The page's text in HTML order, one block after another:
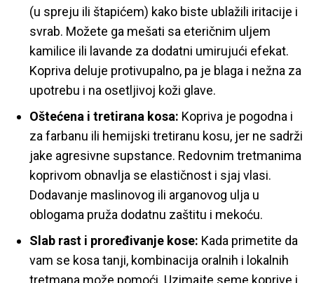
(u spreju ili štapićem) kako biste ublažili iritacije i
svrab. Možete ga mešati sa eteričnim uljem
kamilice ili lavande za dodatni umirujući efekat.
Kopriva deluje protivupalno, pa je blaga i nežna za
upotrebu i na osetljivoj koži glave.
Oštećena i tretirana kosa: Kopriva je pogodna i
za farbanu ili hemijski tretiranu kosu, jer ne sadrži
jake agresivne supstance. Redovnim tretmanima
koprivom obnavlja se elastičnost i sjaj vlasi.
Dodavanje maslinovog ili arganovog ulja u
oblogama pruža dodatnu zaštitu i mekoću.
Slab rast i proređivanje kose: Kada primetite da
vam se kosa tanji, kombinacija oralnih i lokalnih
tretmana može pomoći. Uzimajte seme koprive i